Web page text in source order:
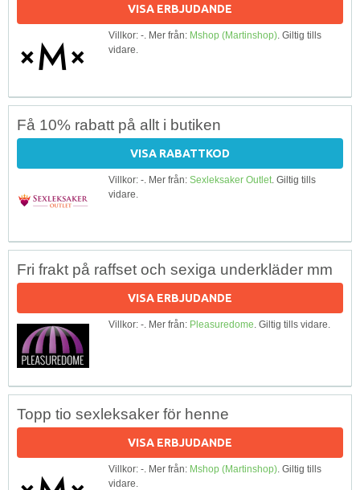
VISA ERBJUDANDE
Villkor: -. Mer från: Mshop (Martinshop). Giltig tills
vidare.
Få 10% rabatt på allt i butiken
VISA RABATTKOD
Villkor: -. Mer från: Sexleksaker Outlet. Giltig tills
vidare.
Fri frakt på raffset och sexiga underkläder mm
VISA ERBJUDANDE
Villkor: -. Mer från: Pleasuredome. Giltig tills vidare.
Topp tio sexleksaker för henne
VISA ERBJUDANDE
Villkor: -. Mer från: Mshop (Martinshop). Giltig tills
vidare.